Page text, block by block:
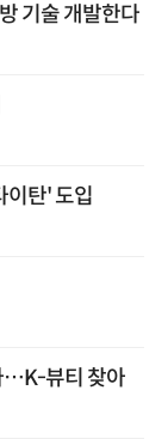
기술 개발한다
이탄' 도입
…K-뷰티 찾아